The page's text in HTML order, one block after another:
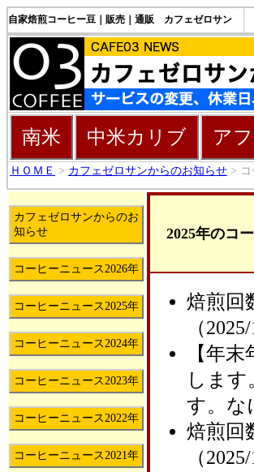
自家焙煎コーヒー豆｜販売｜通販 カフェゼロサン
南米 中米カリブ ア
ＨＯＭＥ > カフェゼロサンからのお知らせ >
カフェゼロサンからのお
知らせ
コーヒーニュース2026年
コーヒーニュース2025年
コーヒーニュース2024年
コーヒーニュース2023年
コーヒーニュース2022年
コーヒーニュース2021年
2025年のコ
焙煎回
（
【年
しま
す。な
焙煎回
（